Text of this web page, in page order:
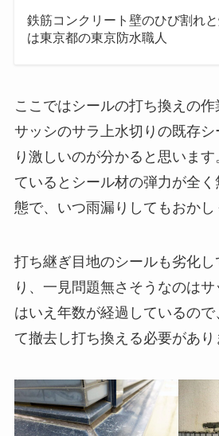
鉄筋コンクリート壁のひび割れ
は東京都の東京防水職人
ここではシールの打ち換えの作
サッシのサラ上水切りの既存
り激しいのが分かると思いま
ているとシール材の弾力が全
態で、いつ雨漏りしてもおかし
打ち継ぎ目地のシールも劣化
り、一見問題無さそうなのは
はいえ年数が経過しているの
て撤去し打ち換える必要があり